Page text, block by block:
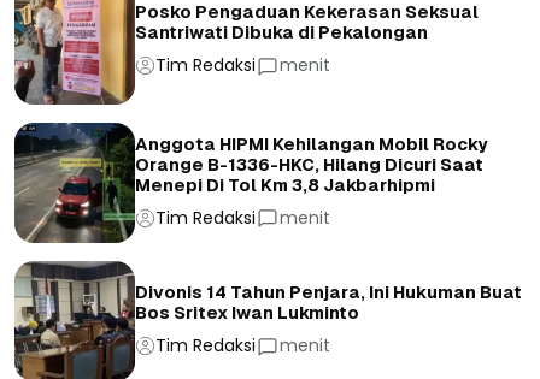
Posko Pengaduan Kekerasan Seksual
Santriwati Dibuka di Pekalongan
Tim Redaksi menit
Anggota HIPMI Kehilangan Mobil Rocky
Orange B-1336-HKC, Hilang Dicuri Saat
Menepi Di Tol Km 3,8 Jakbarhipmi
Tim Redaksi menit
Divonis 14 Tahun Penjara, Ini Hukuman Buat
Bos Sritex Iwan Lukminto
Tim Redaksi menit